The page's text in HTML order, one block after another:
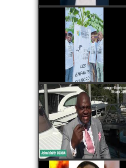
watch video
John Binith Dzaba
s'exprime sur le voyage
de Rodrigue Malanda
Samba à Paris
watch video